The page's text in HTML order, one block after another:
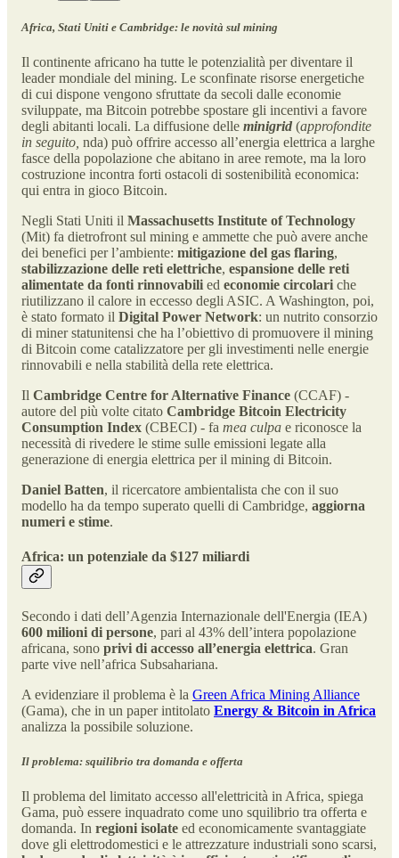
Africa, Stati Uniti e Cambridge: le novità sul mining
Il continente africano ha tutte le potenzialità per diventare il
leader mondiale del mining. Le sconfinate risorse energetiche
di cui dispone vengono sfruttate da secoli dalle economie
sviluppate, ma Bitcoin potrebbe spostare gli incentivi a favore
degli abitanti locali. La diffusione delle minigrid (approfondite
in seguito, nda) può offrire accesso all’energia elettrica a larghe
fasce della popolazione che abitano in aree remote, ma la loro
costruzione incontra forti ostacoli di sostenibilità economica:
qui entra in gioco Bitcoin.
Negli Stati Uniti il Massachusetts Institute of Technology
(Mit) fa dietrofront sul mining e ammette che può avere anche
dei benefici per l’ambiente: mitigazione del gas flaring,
stabilizzazione delle reti elettriche, espansione delle reti
alimentate da fonti rinnovabili ed economie circolari che
riutilizzano il calore in eccesso degli ASIC. A Washington, poi,
è stato formato il Digital Power Network: un nutrito consorzio
di miner statunitensi che ha l’obiettivo di promuovere il mining
di Bitcoin come catalizzatore per gli investimenti nelle energie
rinnovabili e nella stabilità della rete elettrica.
Il Cambridge Centre for Alternative Finance (CCAF) -
autore del più volte citato Cambridge Bitcoin Electricity
Consumption Index (CBECI) - fa mea culpa e riconosce la
necessità di rivedere le stime sulle emissioni legate alla
generazione di energia elettrica per il mining di Bitcoin.
Daniel Batten, il ricercatore ambientalista che con il suo
modello ha da tempo superato quelli di Cambridge, aggiorna
numeri e stime.
Africa: un potenziale da $127 miliardi
Secondo i dati dell’Agenzia Internazionale dell'Energia (IEA)
600 milioni di persone, pari al 43% dell’intera popolazione
africana, sono privi di accesso all’energia elettrica. Gran
parte vive nell’africa Subsahariana.
A evidenziare il problema è la Green Africa Mining Alliance
(Gama), che in un paper intitolato Energy & Bitcoin in Africa
analizza la possibile soluzione.
Il problema: squilibrio tra domanda e offerta
Il problema del limitato accesso all'elettricità in Africa, spiega
Gama, può essere inquadrato come uno squilibrio tra offerta e
domanda. In regioni isolate ed economicamente svantaggiate
dove gli elettrodomestici e le attrezzature industriali sono scarsi,